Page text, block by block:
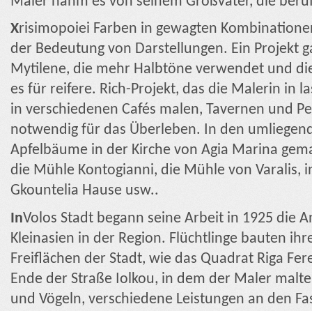
Xrisimopoiei Farben in gewagten
der Bedeutung von Darstellungen. Ein Projekt
Mytilene, die mehr Halbtöne verwendet und
es für reifere. Rich-Projekt, das die Malerin in
in verschiedenen Cafés malen, Tavernen und
notwendig für das Überleben. In den
Apfelbäume in der Kirche von Agia Marina
die Mühle Kontogianni, die Mühle von Varalis,
Gkountelia Hause usw..
InVolos Stadt begann seine Arbeit in 1925 die
Kleinasien in der Region. Flüchtlinge bauten
Freiflächen der Stadt, wie das Quadrat Riga
Ende der Straße Iolkou, in dem der Maler
und Vögeln, verschiedene Leistungen an den